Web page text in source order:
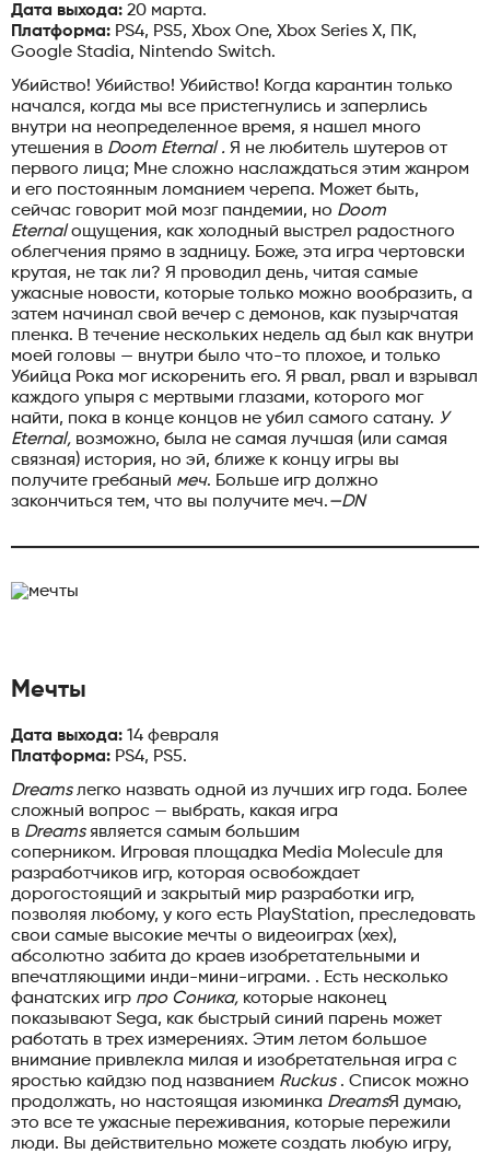
Дата выхода: 20 марта.
Платформа: PS4, PS5, Xbox One, Xbox Series X, ПК,
Google Stadia, Nintendo Switch.
Убийство! Убийство! Убийство! Когда карантин только
начался, когда мы все пристегнулись и заперлись
внутри на неопределенное время, я нашел много
утешения в Doom Eternal . Я не любитель шутеров от
первого лица; Мне сложно наслаждаться этим жанром
и его постоянным ломанием черепа. Может быть,
сейчас говорит мой мозг пандемии, но Doom
Eternalощущения, как холодный выстрел радостного
облегчения прямо в задницу. Боже, эта игра чертовски
крутая, не так ли? Я проводил день, читая самые
ужасные новости, которые только можно вообразить, а
затем начинал свой вечер с демонов, как пузырчатая
пленка. В течение нескольких недель ад был как внутри
моей головы — внутри было что-то плохое, и только
Убийца Рока мог искоренить его. Я рвал, рвал и взрывал
каждого упыря с мертвыми глазами, которого мог
найти, пока в конце концов не убил самого сатану. У
Eternal, возможно, была не самая лучшая (или самая
связная) история, но эй, ближе к концу игры вы
получите гребаный меч. Больше игр должно
закончиться тем, что вы получите меч.—DN
Мечты
Дата выхода: 14 февраля
Платформа: PS4, PS5.
Dreamsлегко назвать одной из лучших игр года. Более
сложный вопрос — выбрать, какая игра
в Dreamsявляется самым большим
соперником. Игровая площадка Media Molecule для
разработчиков игр, которая освобождает
дорогостоящий и закрытый мир разработки игр,
позволяя любому, у кого есть PlayStation, преследовать
свои самые высокие мечты о видеоиграх (хех),
абсолютно забита до краев изобретательными и
впечатляющими инди-мини-играми. . Есть несколько
фанатских игр про Соника, которые наконец
показывают Sega, как быстрый синий парень может
работать в трех измерениях. Этим летом большое
внимание привлекла милая и изобретательная игра с
яростью кайдзю под названием Ruckus. Список можно
продолжать, но настоящая изюминка DreamsЯ думаю,
это все те ужасные переживания, которые пережили
люди. Вы действительно можете создать любую игру,